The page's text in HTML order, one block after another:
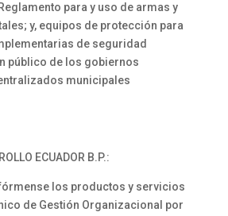
para y uso de armas y
y, equipos de protección para
de seguridad
público de los gobiernos
municipales
ECUADOR B.P.:
los productos y servicios
de Gestión Organizacional por